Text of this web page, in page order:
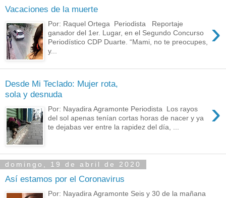
Vacaciones de la muerte
›
Por: Raquel Ortega Periodista Reportaje
ganador del 1er. Lugar, en el Segundo Concurso
Periodístico CDP Duarte. “Mami, no te preocupes,
y...
Desde Mi Teclado: Mujer rota,
sola y desnuda
›
Por: Nayadira Agramonte Periodista Los rayos
del sol apenas tenían cortas horas de nacer y ya
te dejabas ver entre la rapidez del día, ...
domingo, 19 de abril de 2020
Así estamos por el Coronavirus
Por: Nayadira Agramonte Seis y 30 de la mañana